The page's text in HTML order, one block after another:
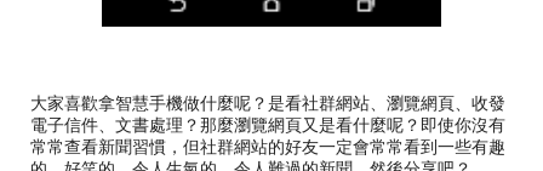
大家喜歡拿智慧手機做什麼呢？是看社群網站、瀏覽網頁、收發
電子信件、文書處理？那麼瀏覽網頁又是看什麼呢？即使你沒有
常常查看新聞習慣，但社群網站的好友一定會常常看到一些有趣